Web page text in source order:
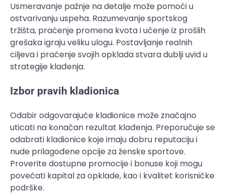
Usmeravanje pažnje na detalje može pomoći u
ostvarivanju uspeha. Razumevanje sportskog
tržišta, praćenje promena kvota i učenje iz prošlih
grešaka igraju veliku ulogu. Postavljanje realnih
ciljeva i praćenje svojih opklada stvara dublji uvid u
strategije klađenja.
Izbor pravih kladionica
Odabir odgovarajuće kladionice može značajno
uticati na konačan rezultat klađenja. Preporučuje se
odabrati kladionice koje imaju dobru reputaciju i
nude prilagođene opcije za ženske sportove.
Proverite dostupne promocije i bonuse koji mogu
povećati kapital za opklade, kao i kvalitet korisničke
podrške.